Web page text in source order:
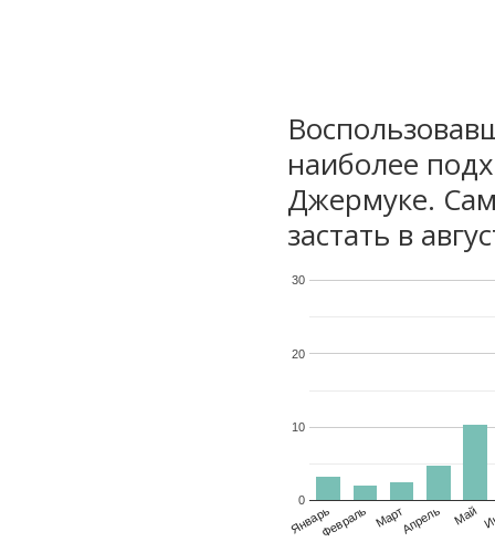
наиболее
Джермуке.
застать в
ЯнварьФевраль МартАпрель Май
0
10
20
30